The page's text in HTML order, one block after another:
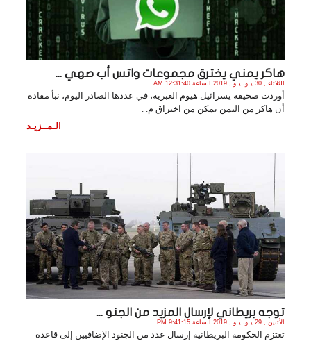
هاكر يمني يخترق مجموعات واتس أب صهي ...
الثلاثاء , 30 يـولـيـو , 2019 الساعة 12:31:40 AM
أوردت صحيفة يسرائيل هيوم العبرية، في عددها الصادر اليوم، نبأ مفاده
أن هاكر من اليمن تمكن من اختراق م. .
الـمــزيـد
توجه بريطاني لإرسال المزيد من الجنو ...
الأثنين , 29 يـولـيـو , 2019 الساعة 9:41:15 PM
تعتزم الحكومة البريطانية إرسال عدد من الجنود الإضافيين إلى قاعدة